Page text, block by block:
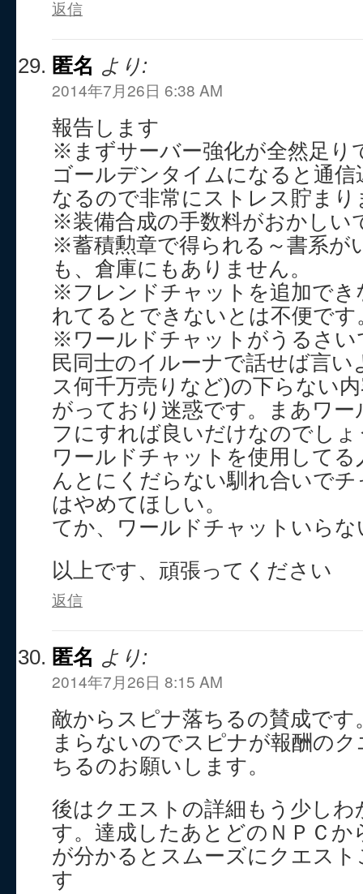
返信
匿名 より:
2014年7月26日 6:38 AM
報告します
※まずサーバー強化が全然足り
ゴールデンタイムになると通
なるので非常にストレス貯まり
※装備合成の手数料がおかしい
※蓄積勲章で得られる～書系が
も、倉庫にもありません。
※フレンドチャットを追加でき
れてるとできないとは不便です
※ワールドチャットがうるさい
民同士のイルーナで話せば言
ス何千万売りなど)の下らない
がっており迷惑です。まあワ
フにすれば良いだけなのでし
ワールドチャットを使用して
んとにくだらない馴れ合いで
はやめてほしい。
てか、ワールドチャットいらな
以上です、頑張ってください
返信
匿名 より:
2014年7月26日 8:15 AM
敵からスピナ落ちるの賛成で
まらないのでスピナが報酬の
ちるのお願いします。
後はクエストの詳細もう少し
す。達成したあとどのＮＰＣ
が分かるとスムーズにクエス
す